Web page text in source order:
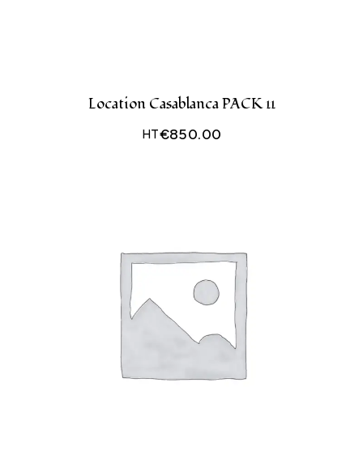
Location Casablanca PACK 11
€850.00
HT